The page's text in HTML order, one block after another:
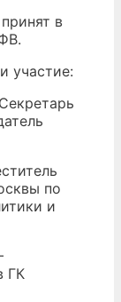
в
участие:
по
и
ГК